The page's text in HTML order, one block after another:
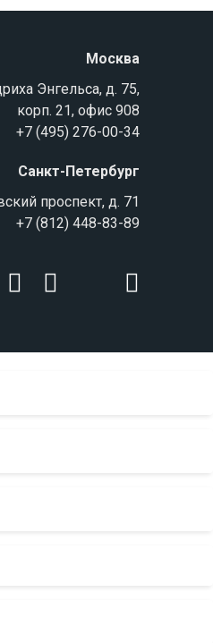
Москва
Энгельса, д. 75,
корп. 21, офис 908
+7 (495) 276-00-34
Санкт-Петербург
проспект, д. 71
+7 (812) 448-83-89